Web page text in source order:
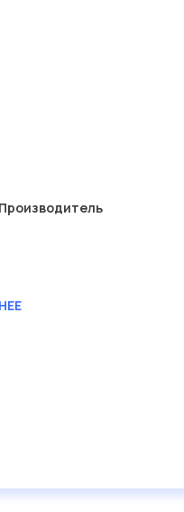
Производитель